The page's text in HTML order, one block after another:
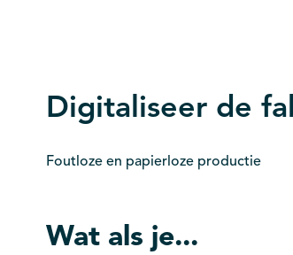
Digitaliseer de
Foutloze en papierloze productie
Wat als je...